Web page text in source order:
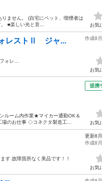
ません。 (自宅にペット、喫煙者は
■楽しい光と音...
お気
レストⅡ ジャ...
ォレ…
作成8
お気
ルーム内作業★マイカー通勤OK＆
のお仕事 ◇コネクタ製造工...
提携
お気
す 故障箇所なく美品です！！
更新8
作成8
お気